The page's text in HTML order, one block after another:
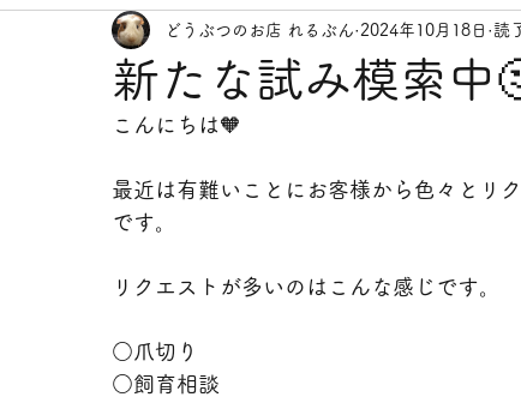
新たな試み模索中
どうぶつのお店 れるぶん 2024年10月18日 読
こんにちは🧡
最近は有難いことにお客様から色々とリ
です。
リクエストが多いのはこんな感じです。
○爪切り
○飼育相談